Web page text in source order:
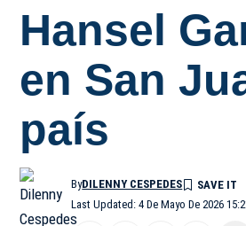
Hansel
en San
país
Last Updated: 4 De Mayo De 2026
ByDILENNY CESPEDES